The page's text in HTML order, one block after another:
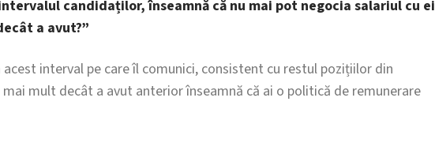
candidaților, înseamnă că nu mai pot negocia salariul cu ei
a avut?”
interval pe care îl comunici, consistent cu restul pozițiilor din
mult decât a avut anterior înseamnă că ai o politică de remunerare